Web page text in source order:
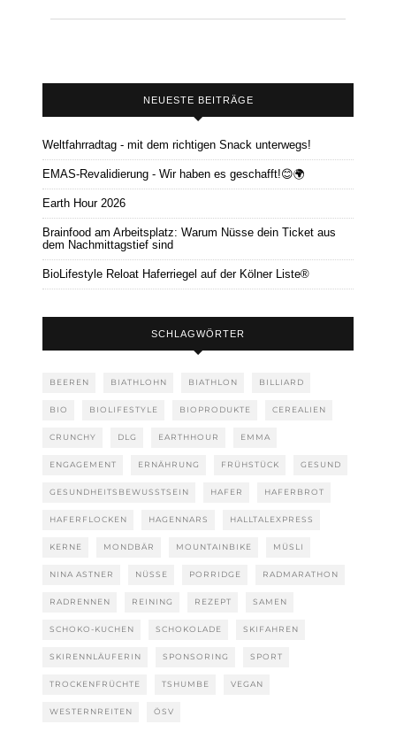
NEUESTE BEITRÄGE
Weltfahrradtag - mit dem richtigen Snack unterwegs!
EMAS-Revalidierung - Wir haben es geschafft!😊🌍
Earth Hour 2026
Brainfood am Arbeitsplatz: Warum Nüsse dein Ticket aus
dem Nachmittagstief sind
BioLifestyle Reloat Haferriegel auf der Kölner Liste®
SCHLAGWÖRTER
BEEREN BIATHLOHN BIATHLON BILLIARD
BIO BIOLIFESTYLE BIOPRODUKTE CEREALIEN
CRUNCHY DLG EARTHHOUR EMMA
ENGAGEMENT ERNÄHRUNG FRÜHSTÜCK GESUND
GESUNDHEITSBEWUSSTSEIN HAFER HAFERBROT
HAFERFLOCKEN HAGENNARS HALLTALEXPRESS
KERNE MONDBÄR MOUNTAINBIKE MÜSLI
NINA ASTNER NÜSSE PORRIDGE RADMARATHON
RADRENNEN REINING REZEPT SAMEN
SCHOKO-KUCHEN SCHOKOLADE SKIFAHREN
SKIRENNLÄUFERIN SPONSORING SPORT
TROCKENFRÜCHTE TSHUMBE VEGAN
WESTERNREITEN ÖSV